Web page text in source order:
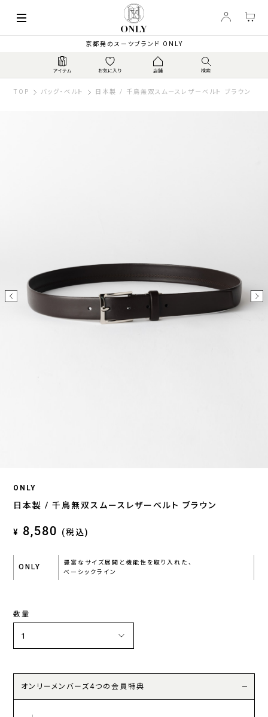
京都発のスーツブランド ONLY
TOP バッグ・ベルト 日本製 / 千鳥無双スムースレザーベルト ブラウン
ONLY
日本製 / 千鳥無双スムースレザーベルト ブラウン
¥ 8,580 (税込)
ONLY
豊富なサイズ展開と機能性を取り入れた、
ベーシックライン
数量
オンリーメンバーズ4つの会員特典